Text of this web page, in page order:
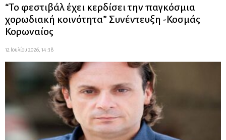
“Το φεστιβάλ έχει κερδίσει την παγκόσμια
χορωδιακή κοινότητα” Συνέντευξη -Κοσμάς
Κορωναίος
12 Ιουλίου 2026, 14:38